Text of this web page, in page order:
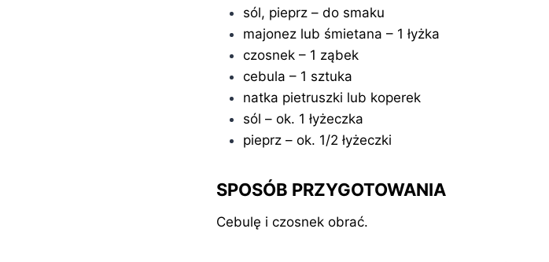
sól, pieprz – do smaku
majonez lub śmietana – 1 łyżka
czosnek – 1 ząbek
cebula – 1 sztuka
natka pietruszki lub koperek
sól – ok. 1 łyżeczka
pieprz – ok. 1/2 łyżeczki
SPOSÓB PRZYGOTOWANIA
Cebulę i czosnek obrać.